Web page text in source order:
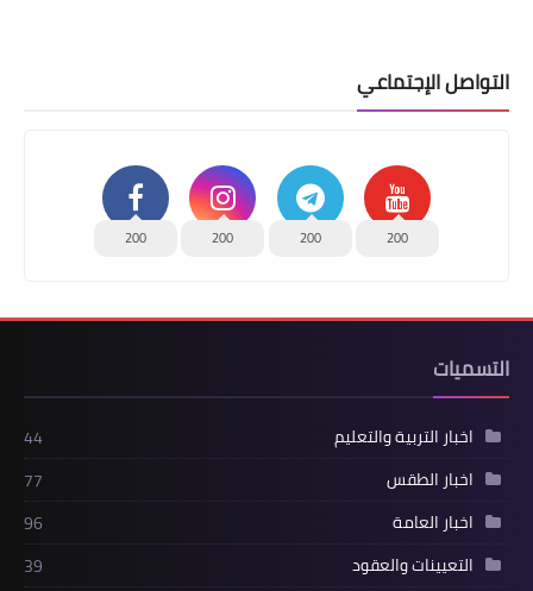
التواصل الإجتماعي
200
200
200
200
التسميات
اخبار التربية والتعليم
44
اخبار الطقس
77
اخبار العامة
96
التعيينات والعقود
39